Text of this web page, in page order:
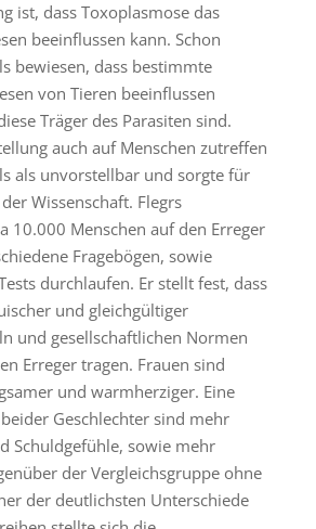
ist, dass Toxoplasmose das
beeinflussen kann. Schon
bewiesen, dass bestimmte
von Tieren beeinflussen
Träger des Parasiten sind.
auch auf Menschen zutreffen
als unvorstellbar und sorgte für
Wissenschaft. Flegrs
10.000 Menschen auf den Erreger
Fragebögen, sowie
durchlaufen. Er stellt fest, dass
und gleichgültiger
und gesellschaftlichen Normen
Erreger tragen. Frauen sind
und warmherziger. Eine
Geschlechter sind mehr
Schuldgefühle, sowie mehr
der Vergleichsgruppe ohne
der deutlichsten Unterschiede